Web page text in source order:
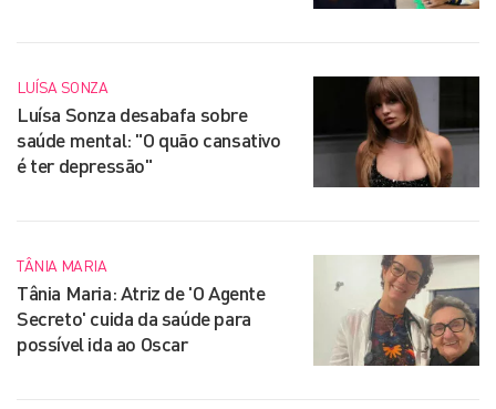
LUÍSA SONZA
Luísa Sonza desabafa sobre
saúde mental: "O quão cansativo
é ter depressão"
TÂNIA MARIA
Tânia Maria: Atriz de 'O Agente
Secreto' cuida da saúde para
possível ida ao Oscar